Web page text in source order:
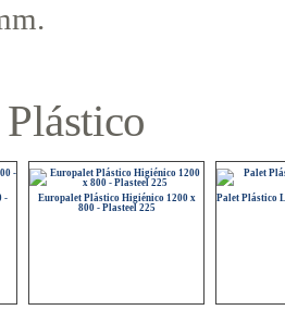
-
Europalet Plástico Higiénico 1200 x
800 - Plasteel 225
Palet Plástico